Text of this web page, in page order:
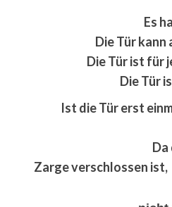
Es
Die Tür
Die Tür ist für
Die Tür
Ist die Tür erst
Zarge verschlossen ist,